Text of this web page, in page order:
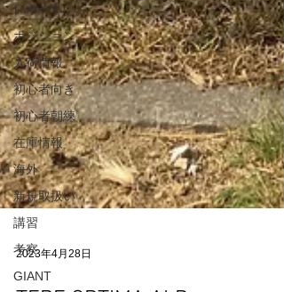
レポート
ポジション
入荷情報
初心者向き
初心者朝練
在庫情報
海外
新規取扱い
講習
考察
GIANT
2023年4月28日